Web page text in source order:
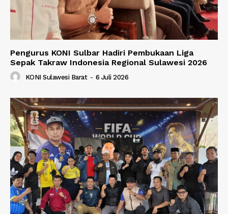
Pengurus KONI Sulbar Hadiri Pembukaan Liga
Sepak Takraw Indonesia Regional Sulawesi 2026
KONI Sulawesi Barat - 6 Juli 2026